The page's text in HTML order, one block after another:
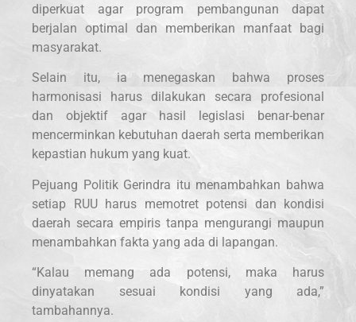
diperkuat agar program pembangunan dapat
berjalan optimal dan memberikan manfaat bagi
masyarakat.
Selain itu, ia menegaskan bahwa proses
harmonisasi harus dilakukan secara profesional
dan objektif agar hasil legislasi benar-benar
mencerminkan kebutuhan daerah serta memberikan
kepastian hukum yang kuat.
Pejuang Politik Gerindra itu menambahkan bahwa
setiap RUU harus memotret potensi dan kondisi
daerah secara empiris tanpa mengurangi maupun
menambahkan fakta yang ada di lapangan.
“Kalau memang ada potensi, maka harus
dinyatakan sesuai kondisi yang ada,”
tambahannya.